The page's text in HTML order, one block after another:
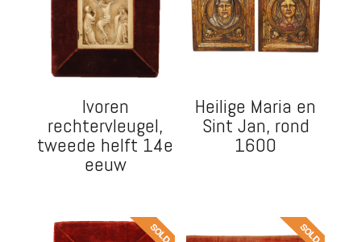
Ivoren
rechtervleugel,
tweede helft 14e
eeuw
Heilige Maria en
Sint Jan, rond
1600